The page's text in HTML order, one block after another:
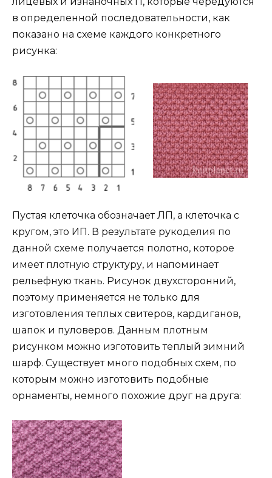
в определенной последовательности, как
показано на схеме каждого конкретного
рисунка:
Пустая клеточка обозначает ЛП, а клеточка с
кругом, это ИП. В результате рукоделия по
данной схеме получается полотно, которое
имеет плотную структуру, и напоминает
рельефную ткань. Рисунок двухсторонний,
поэтому применяется не только для
изготовления теплых свитеров, кардиганов,
шапок и пуловеров. Данным плотным
рисунком можно изготовить теплый зимний
шарф. Существует много подобных схем, по
которым можно изготовить подобные
орнаменты, немного похожие друг на друга: